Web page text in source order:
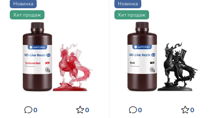
Новинка
Хит продаж
0 0
Новинка
Хит продаж
0 0